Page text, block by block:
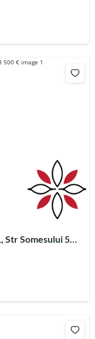
Str Somesului 53